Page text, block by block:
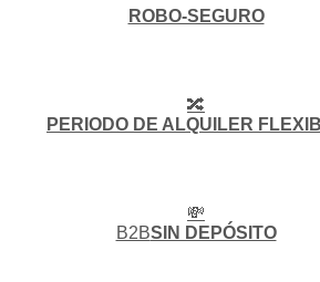
ROBO-SEGURO
🔀
PERIODO DE ALQUILER
💸
B2BSIN DEPÓSITO